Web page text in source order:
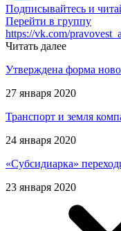
Подписывайтесь и
Перейти в группу
https://vk.com/
Читать далее
Утверждена форма
27 января 2020
Транспорт и земля
24 января 2020
«Субсидиарка»
23 января 2020